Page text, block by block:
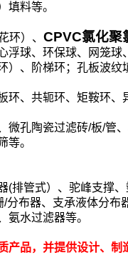
填料等。
环）、 CPVC氯化聚
球、环保球、网笼
、阶梯环；孔板波纹
环、共轭环、矩鞍环、
微孔陶瓷过滤砖/板/管
等。
(排管式）、驼峰支撑
布器、支承液体分
氨水过滤器等。
品，并提供设计、制